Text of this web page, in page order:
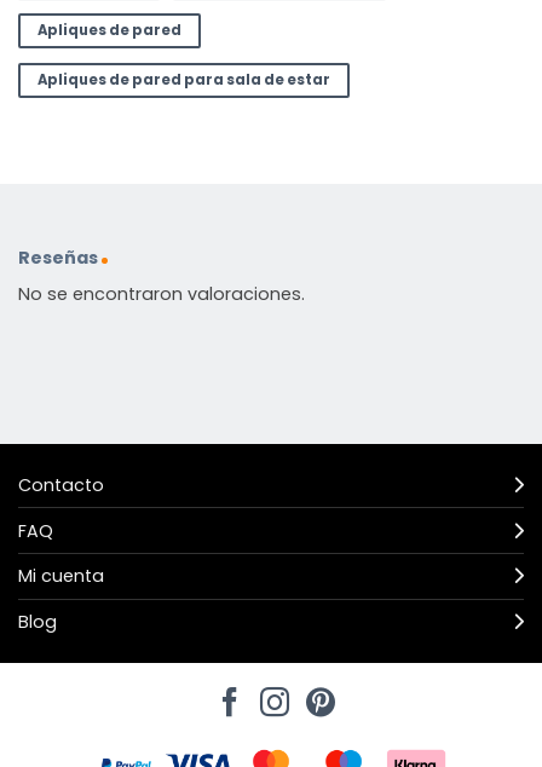
Apliques de pared
Apliques de pared para sala de estar
Reseñas
No se encontraron valoraciones.
Contacto
FAQ
Mi cuenta
Blog